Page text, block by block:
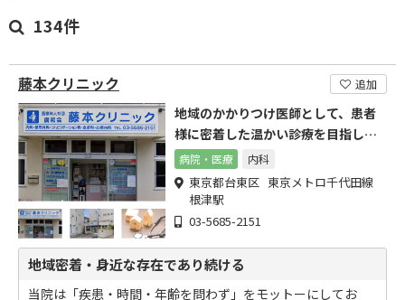
134件
藤本クリニック 追加
地域のかかりつけ医師として、患者
様に密着した温かい診療を目指して
います
病院・医療 内科
東京都台東区 東京メトロ千代田線
根津駅
03-5685-2151
地域密着・身近な存在であり続ける
当院は「疾患・時間・年齢を問わず」をモットーにしてお